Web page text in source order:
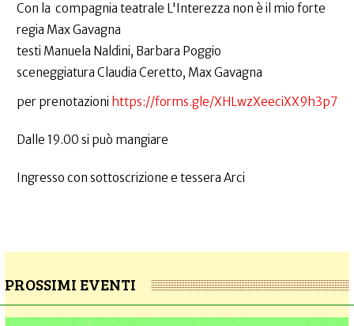
Con la compagnia teatrale L'Interezza non è il mio forte
regia Max Gavagna
testi Manuela Naldini, Barbara Poggio
sceneggiatura Claudia Ceretto, Max Gavagna
per prenotazioni https://forms.gle/XHLwzXeeciXX9h3p7
Dalle 19.00 si può mangiare
Ingresso con sottoscrizione e tessera Arci
PROSSIMI EVENTI